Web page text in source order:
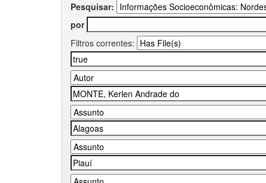
Pesquisar:
por
Filtros correntes: